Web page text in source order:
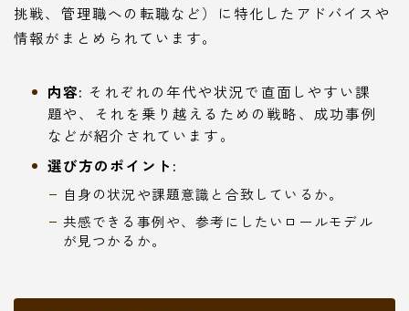
挑戦、管理職への転職など）に特化したアドバイスや
情報がまとめられています。
内容: それぞれの年代や状況で直面しやすい課
題や、それを乗り越えるための戦略、成功事例
などが紹介されています。
選び方のポイント:
自身の状況や課題意識と合致しているか。
共感できる事例や、参考にしたいロールモデル
が見つかるか。